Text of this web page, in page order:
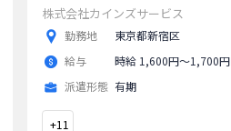
株式会社カインズサービス
勤務地
東京都新宿区
給与
時給 1,600円〜1,700円
派遣形態 有期
+11